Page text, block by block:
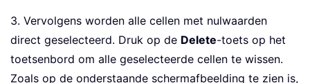
3. Vervolgens worden alle cellen met nulwaarden
direct geselecteerd. Druk op de Delete-toets op het
toetsenbord om alle geselecteerde cellen te wissen.
Zoals op de onderstaande schermafbeelding te zien is,